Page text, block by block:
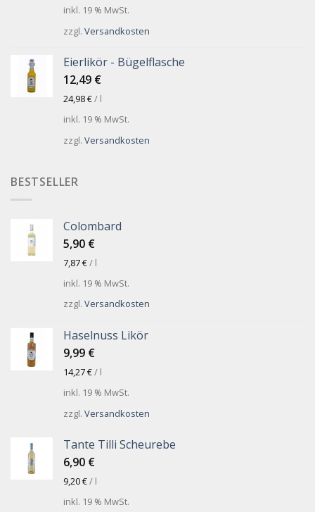
inkl. 19 % MwSt.
zzgl. Versandkosten
Eierlikör - Bügelflasche
12,49 €
24,98€/ l
inkl. 19 % MwSt.
zzgl. Versandkosten
BESTSELLER
Colombard
5,90 €
7,87€/ l
inkl. 19 % MwSt.
zzgl. Versandkosten
Haselnuss Likör
9,99 €
14,27€/ l
inkl. 19 % MwSt.
zzgl. Versandkosten
Tante Tilli Scheurebe
6,90 €
9,20€/ l
inkl. 19 % MwSt.